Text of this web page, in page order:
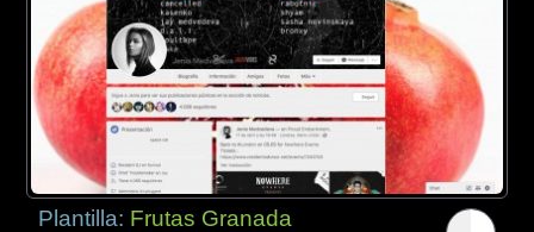
Plantilla: Frutas Granada